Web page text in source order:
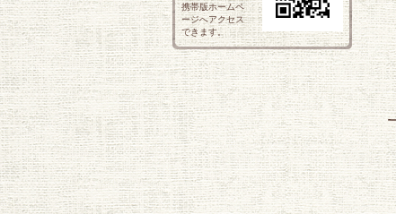
携帯版ホームペ
ージへアクセス
できます。